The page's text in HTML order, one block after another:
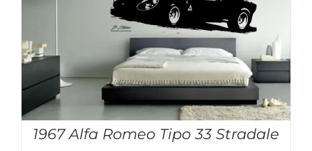
1967 Alfa Romeo Tipo 33 Stradale